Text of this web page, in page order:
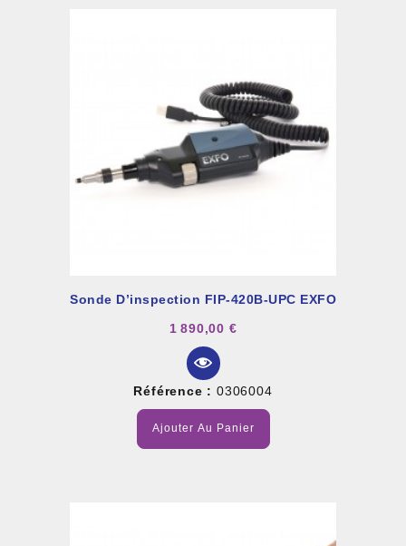
Sonde D’inspection FIP-420B-UPC EXFO
1 890,00 €
Référence : 0306004
Ajouter Au Panier